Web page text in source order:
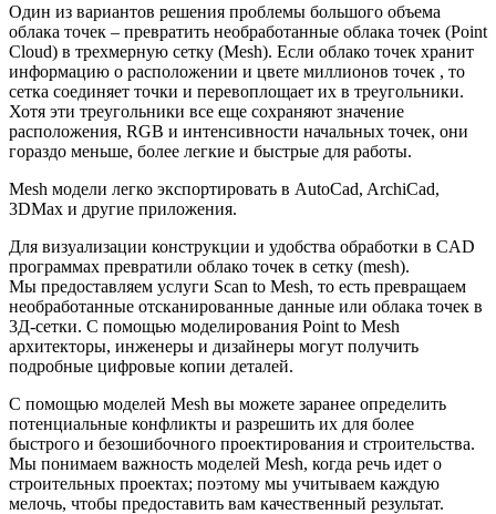
Один из вариантов решения проблемы большого объема
облака точек – превратить необработанные облака точек (Point
Cloud) в трехмерную сетку (Mesh). Если облако точек хранит
информацию о расположении и цвете миллионов точек , то
сетка соединяет точки и перевоплощает их в треугольники.
Хотя эти треугольники все еще сохраняют значение
расположения, RGB и интенсивности начальных точек, они
гораздо меньше, более легкие и быстрые для работы.
Mesh модели легко экспортировать в AutoCad, ArchiCad,
3DMax и другие приложения.
Для визуализации конструкции и удобства обработки в CAD
программах превратили облако точек в сетку (mesh).
Мы предоставляем услуги Scan to Mesh, то есть превращаем
необработанные отсканированные данные или облака точек в
3Д-сетки. С помощью моделирования Point to Mesh
архитекторы, инженеры и дизайнеры могут получить
подробные цифровые копии деталей.
С помощью моделей Mesh вы можете заранее определить
потенциальные конфликты и разрешить их для более
быстрого и безошибочного проектирования и строительства.
Мы понимаем важность моделей Mesh, когда речь идет о
строительных проектах; поэтому мы учитываем каждую
мелочь, чтобы предоставить вам качественный результат.